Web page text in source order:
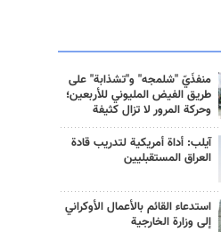
منفذَيّ "شلمجه" و"تشذابة" على
طريق الفيض المليوني للأربعين؛
وحركة المرور لا تزال كثيفة
آيلب: أداة أمريكية لتدريب قادة
العراق المستقبليين
استدعاء القائم بالأعمال الأوكراني
إلى وزارة الخارجية